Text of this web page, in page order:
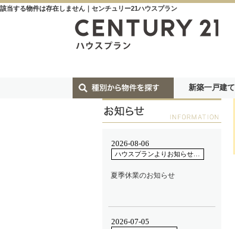
該当する物件は存在しません｜センチュリー21ハウスプラン
新築一戸建て